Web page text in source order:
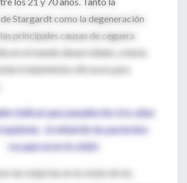
Stargardt como la degeneración
principales causas de ceguera
en el mundo desarrollado, y hasta
tratamientos eficaces para
indican que pasados los tres años
la mitad de los pacientes
recuperaron la visión
las mejorías en la visión de los